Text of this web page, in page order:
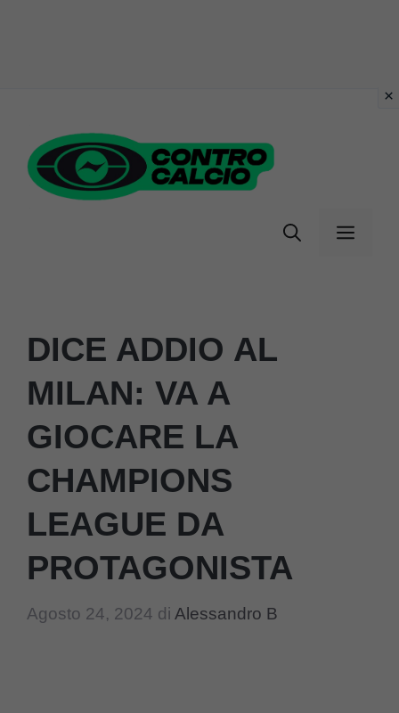
contenuto
Menu
DICE ADDIO AL
MILAN: VA A
GIOCARE LA
CHAMPIONS
LEAGUE DA
PROTAGONISTA
Agosto 24, 2024 di Alessandro B